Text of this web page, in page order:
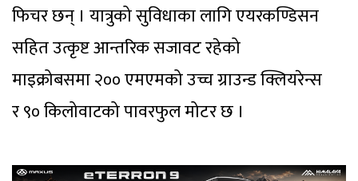
फिचर छन् । यात्रुको सुविधाका लागि एयरकण्डिसन
सहित उत्कृष्ट आन्तरिक सजावट रहेको
माइक्रोबसमा २०० एमएमको उच्च ग्राउन्ड क्लियरेन्स
र ९० किलोवाटको पावरफुल मोटर छ ।